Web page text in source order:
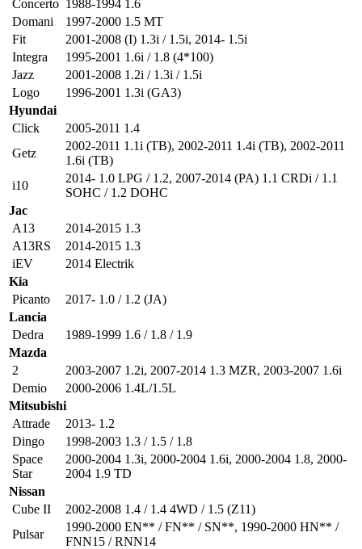
Concerto 1988-1994 1.6
Domani
1997-2000 1.5 MT
Fit
2001-2008 (I) 1.3i / 1.5i, 2014- 1.5i
Integra
1995-2001 1.6i / 1.8 (4*100)
Jazz
2001-2008 1.2i / 1.3i / 1.5i
Logo
1996-2001 1.3i (GA3)
Hyundai
Click
2005-2011 1.4
Getz
2002-2011 1.1i (TB), 2002-2011 1.4i (TB), 2002-2011
1.6i (TB)
i10
2014- 1.0 LPG / 1.2, 2007-2014 (PA) 1.1 CRDi / 1.1
SOHC / 1.2 DOHC
Jac
A13
2014-2015 1.3
A13RS
2014-2015 1.3
iEV
2014 Electrik
Kia
Picanto
2017- 1.0 / 1.2 (JA)
Lancia
Dedra
1989-1999 1.6 / 1.8 / 1.9
Mazda
2
2003-2007 1.2i, 2007-2014 1.3 MZR, 2003-2007 1.6i
Demio
2000-2006 1.4L/1.5L
Mitsubishi
Attrade
2013- 1.2
Dingo
1998-2003 1.3 / 1.5 / 1.8
Space
Star
2000-2004 1.3i, 2000-2004 1.6i, 2000-2004 1.8, 2000-
2004 1.9 TD
Nissan
Cube II
2002-2008 1.4 / 1.4 4WD / 1.5 (Z11)
Pulsar
1990-2000 EN** / FN** / SN**, 1990-2000 HN** /
FNN15 / RNN14